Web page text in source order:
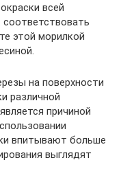
всей
этой морилкой
на поверхности
различной
причиной
впитывают больше
выглядят